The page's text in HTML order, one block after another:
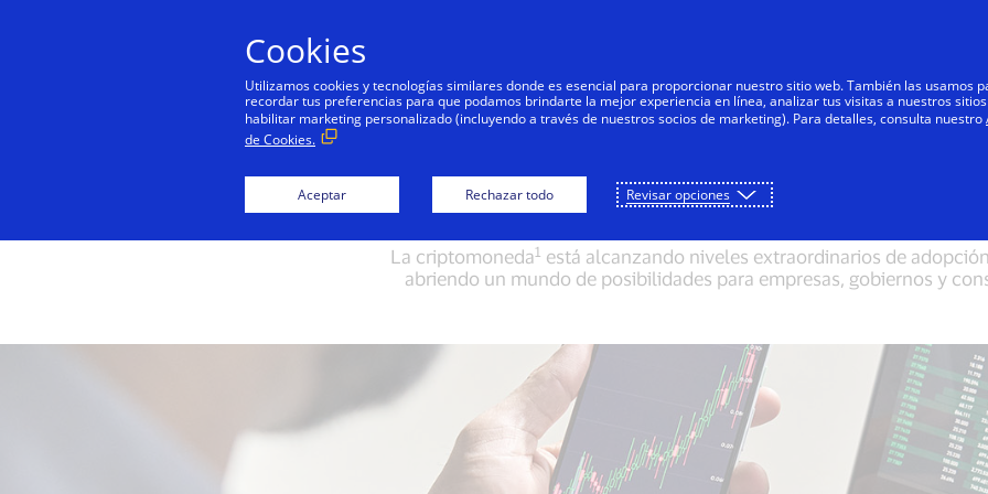
Personas Negocios Innovadores
Descubre las oportunidades de las
La criptomoneda1 está alcanzando niveles extraordinarios de
abriendo un mundo de posibilidades para empresas, gobiernos y
Cookies
Utilizamos cookies y tecnologías similares donde es esencial para proporcionar nuestro sitio web. También las usamos
recordar tus preferencias para que podamos brindarte la mejor experiencia en línea, analizar tus visitas a nuestros
habilitar marketing personalizado (incluyendo a través de nuestros socios de marketing). Para detalles, consulta nuestro
de Cookies.
Aceptar Rechazar todo Revisar opciones